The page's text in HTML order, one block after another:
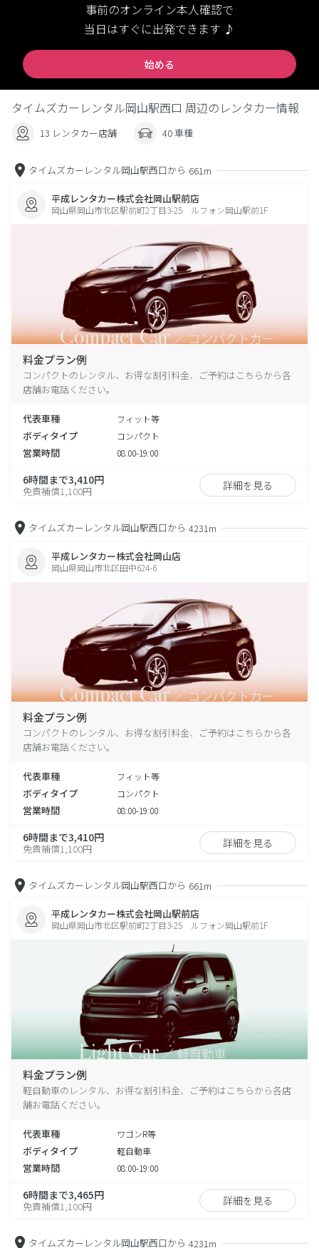
事前のオンライン本人確認で
当日はすぐに出発できます ♪
始める
タイムズカーレンタル岡山駅西口 周辺のレンタカー情報
13 レンタカー店舗 40 車種
タイムズカーレンタル岡山駅西口から 661m
平成レンタカー株式会社岡山駅前店
岡山県岡山市北区駅前町2丁目3-25 ルフォン岡山駅前1F
料金プラン例
コンパクトのレンタル、お得な割引料金、ご予約はこちらから各
店舗お電話ください。
代表車種 フィット等
ボディタイプ コンパクト
営業時間 08:00-19:00
6時間まで3,410円
免責補償1,100円 詳細を見る
タイムズカーレンタル岡山駅西口から 4231m
平成レンタカー株式会社岡山店
岡山県岡山市北区田中624-6
料金プラン例
コンパクトのレンタル、お得な割引料金、ご予約はこちらから各
店舗お電話ください。
代表車種 フィット等
ボディタイプ コンパクト
営業時間 08:00-19:00
6時間まで3,410円
免責補償1,100円 詳細を見る
タイムズカーレンタル岡山駅西口から 661m
平成レンタカー株式会社岡山駅前店
岡山県岡山市北区駅前町2丁目3-25 ルフォン岡山駅前1F
料金プラン例
軽自動車のレンタル、お得な割引料金、ご予約はこちらから各店
舗お電話ください。
代表車種 ワゴンR等
ボディタイプ 軽自動車
営業時間 08:00-19:00
6時間まで3,465円
免責補償1,100円 詳細を見る
タイムズカーレンタル岡山駅西口から 4231m